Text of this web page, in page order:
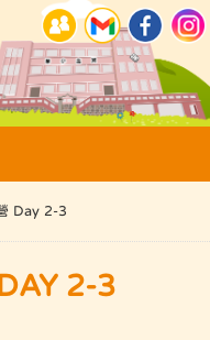
Day 2-3
2-3